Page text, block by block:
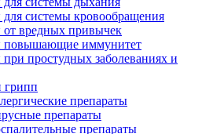
системы кровообращения
от вредных привычек
повышающие иммунитет
простудных заболеваниях и
грипп
препараты
препараты
препараты